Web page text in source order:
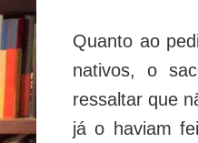
Quanto ao
nativos, o
ressaltar que
já o haviam